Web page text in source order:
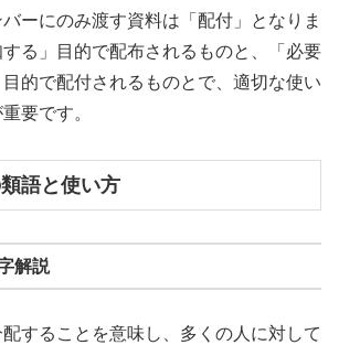
ーにのみ渡す資料は「配付」となりま
る」目的で配布されるものと、「必要
的で配付されるものとで、適切な使い
要です。
語と使い方
解説
配することを意味し、多くの人に対して